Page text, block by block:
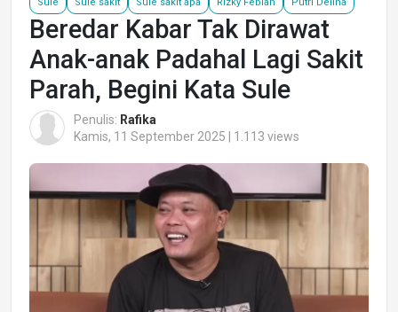
Beredar Kabar Tak Dirawat
Anak-anak Padahal Lagi Sakit
Parah, Begini Kata Sule
Penulis: Rafika
Kamis, 11 September 2025 | 1.113 views